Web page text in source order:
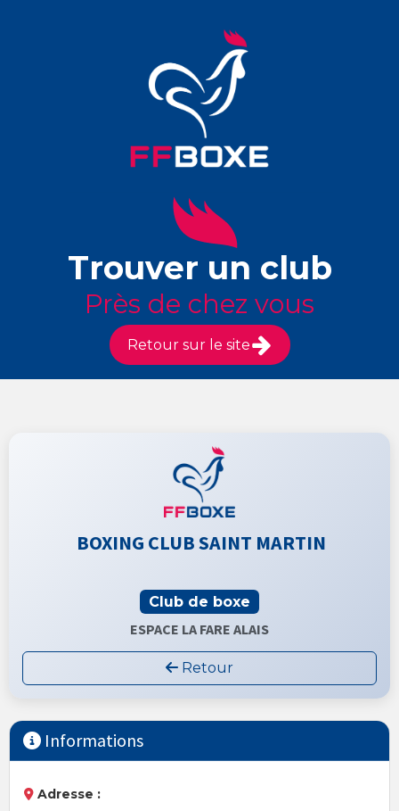
Trouver un club
Près de chez vous
Retour sur le site
BOXING CLUB SAINT MARTIN
Club de boxe
ESPACE LA FARE ALAIS
Retour
Informations
Adresse :